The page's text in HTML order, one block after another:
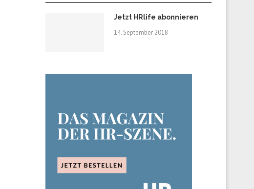
Jetzt HRlife abonnieren
14. September 2018